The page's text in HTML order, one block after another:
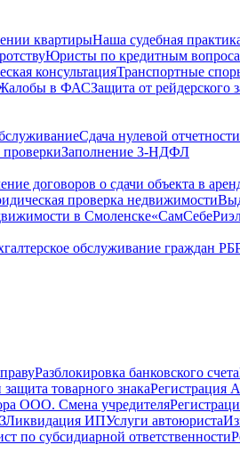
квартирыНаша судебная
Юристы по кредитным
консультацияТранспортные
в ФАСЗащита от рейдерского
Сдача нулевой отчетности
Заполнение 3-НДФЛ
договоров о сдачи объекта в
проверка недвижимости
в Cмоленске
обслуживание граждан РБ
Разблокировка банковского счета
товарного знакаРегистрация
ООО. Смена учредителя
Ликвидация ИПУслуги автоюриста
по субсидиарной ответственности